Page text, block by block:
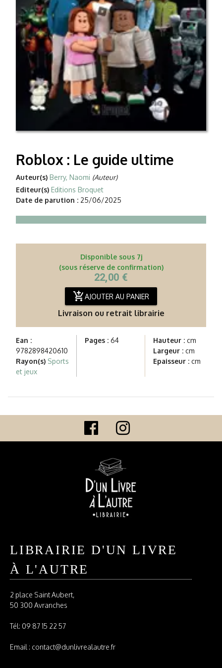
Roblox : Le guide ultime
Auteur(s) Berry, Naomi (Auteur)
Editeur(s) Editions Broquet
Date de parution : 25/06/2025
Disponible sous 7j
(sous réserve de confirmation)
22,00 €
add_shopping_cartAJOUTER AU PANIER
Livraison ou retrait librairie
Ean :
9782898420610
Rayon(s) Sports
et jeux
Pages :64 Hauteur : cm
Largeur : cm
Epaisseur : cm
LIBRAIRIE D'UN LIVRE
À L'AUTRE
2 place Saint Aubert,
50 300 Avranches
Tél: 09 87 15 22 57
Email : contact@dunlivrealautre.fr